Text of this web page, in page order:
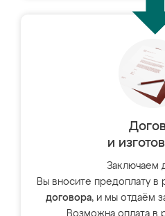
и
Заключаем
Вы вносите предоплату в
договора, и мы отдаём
Возможна оплата в